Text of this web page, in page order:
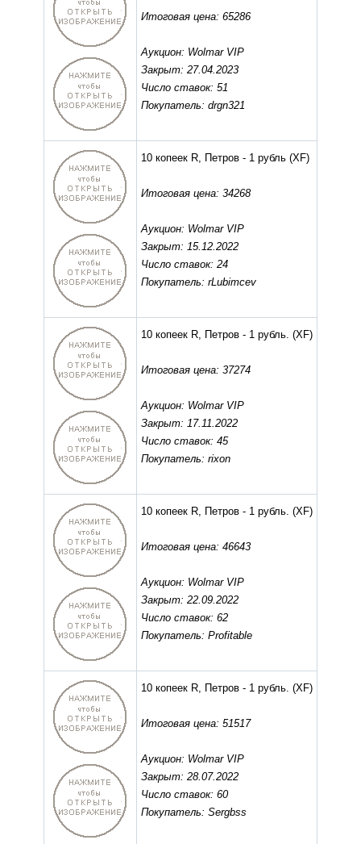
Итоговая цена: 65286
Аукцион: Wolmar VIP
Закрыт: 27.04.2023
Число ставок: 51
Покупатель: drgn321
10 копеек R, Петров - 1 рубль (XF)
Итоговая цена: 34268
Аукцион: Wolmar VIP
Закрыт: 15.12.2022
Число ставок: 24
Покупатель: rLubimcev
10 копеек R, Петров - 1 рубль. (XF)
Итоговая цена: 37274
Аукцион: Wolmar VIP
Закрыт: 17.11.2022
Число ставок: 45
Покупатель: rixon
10 копеек R, Петров - 1 рубль. (XF)
Итоговая цена: 46643
Аукцион: Wolmar VIP
Закрыт: 22.09.2022
Число ставок: 62
Покупатель: Profitable
10 копеек R, Петров - 1 рубль. (XF)
Итоговая цена: 51517
Аукцион: Wolmar VIP
Закрыт: 28.07.2022
Число ставок: 60
Покупатель: Sergbss